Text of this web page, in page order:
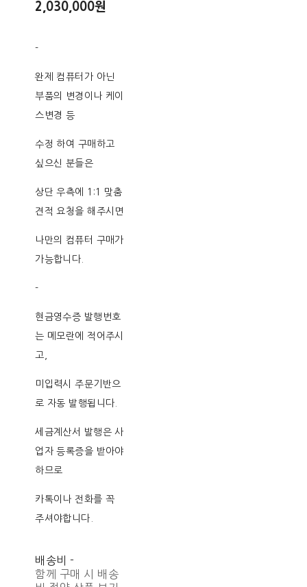
2,030,000원
-
완제 컴퓨터가 아닌
부품의 변경이나 케이
스변경 등
수정 하여 구매하고
싶으신 분들은
상단 우측에 1:1 맞춤
견적 요청을 해주시면
나만의 컴퓨터 구매가
가능합니다.
-
현금영수증 발행번호
는 메모란에 적어주시
고,
미입력시 주문기반으
로 자동 발행됩니다.
세금계산서 발행은 사
업자 등록증을 받아야
하므로
카톡이나 전화를 꼭
주셔야합니다.
배송비 -
함께 구매 시 배송